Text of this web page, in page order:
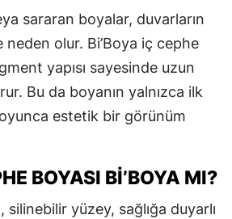
sararan boyalar, duvarların
olur. Bi’Boya iç cephe
yapısı sayesinde uzun
Bu da boyanın yalnızca ilk
estetik bir görünüm
BOYASI BI’BOYA MI?
yüzey, sağlığa duyarlı